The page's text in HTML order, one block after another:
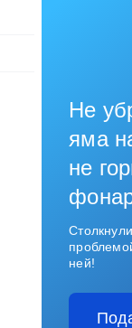
Не
яма
не
ней!